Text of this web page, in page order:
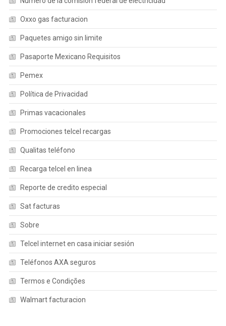
Oxxo gas facturacion
Paquetes amigo sin limite
Pasaporte Mexicano Requisitos
Pemex
Política de Privacidad
Primas vacacionales
Promociones telcel recargas
Qualitas teléfono
Recarga telcel en linea
Reporte de credito especial
Sat facturas
Sobre
Telcel internet en casa iniciar sesión
Teléfonos AXA seguros
Termos e Condições
Walmart facturacion